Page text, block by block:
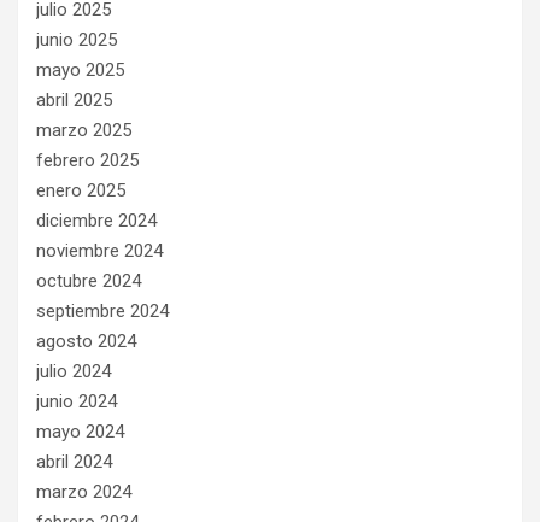
julio 2025
junio 2025
mayo 2025
abril 2025
marzo 2025
febrero 2025
enero 2025
diciembre 2024
noviembre 2024
octubre 2024
septiembre 2024
agosto 2024
julio 2024
junio 2024
mayo 2024
abril 2024
marzo 2024